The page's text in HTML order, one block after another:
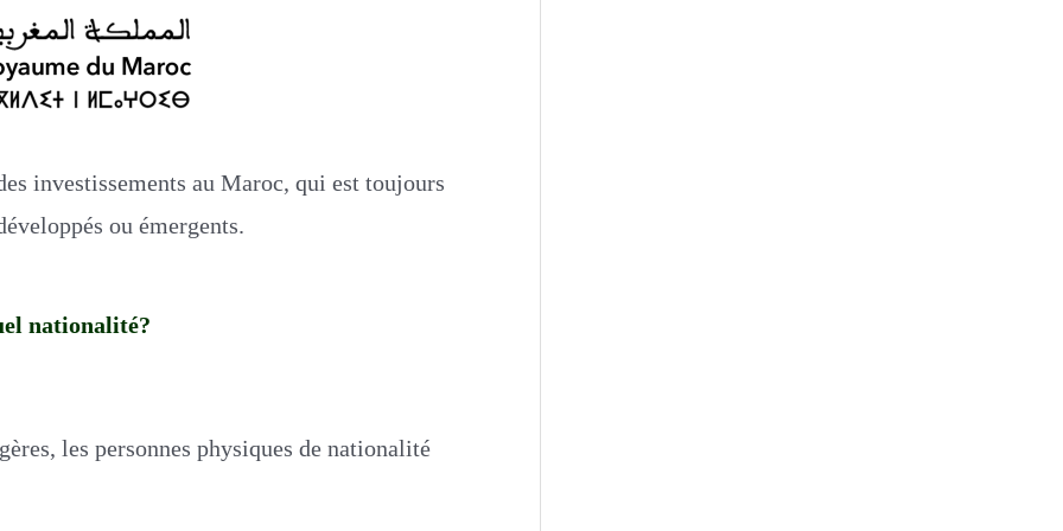
investissements au Maroc, qui est toujours
ou émergents.
nationalité?
les personnes physiques de nationalité